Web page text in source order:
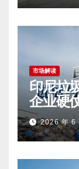
市场解读
印尼垃
企业硬
2026 年 6